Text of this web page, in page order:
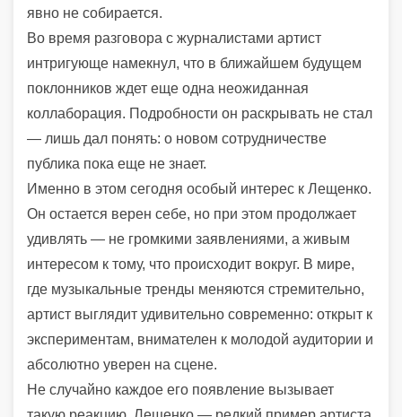
явно не собирается.
Во время разговора с журналистами артист
интригующе намекнул, что в ближайшем будущем
поклонников ждет еще одна неожиданная
коллаборация. Подробности он раскрывать не стал
— лишь дал понять: о новом сотрудничестве
публика пока еще не знает.
Именно в этом сегодня особый интерес к Лещенко.
Он остается верен себе, но при этом продолжает
удивлять — не громкими заявлениями, а живым
интересом к тому, что происходит вокруг. В мире,
где музыкальные тренды меняются стремительно,
артист выглядит удивительно современно: открыт к
экспериментам, внимателен к молодой аудитории и
абсолютно уверен на сцене.
Не случайно каждое его появление вызывает